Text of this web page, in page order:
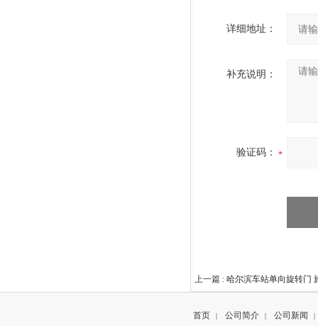
详细地址：
补充说明：
验证码：
上一篇 : 哈尔滨车站单向旋转门
首页 | 公司简介 | 公司新闻 |